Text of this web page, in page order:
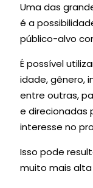
Uma das
é a
público-alvo
É possível
idade, gênero,
entre outras,
e direcionadas
interesse no
Isso pode
muito mais